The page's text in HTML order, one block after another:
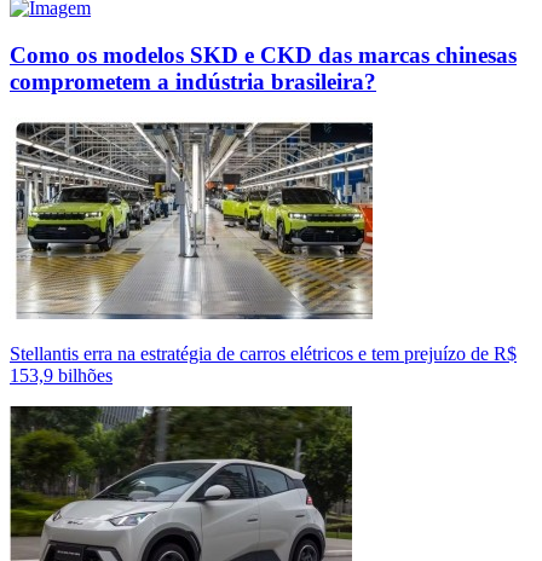
Como os modelos SKD e CKD das marcas chinesas
comprometem a indústria brasileira?
Stellantis erra na estratégia de carros elétricos e tem prejuízo de R$
153,9 bilhões